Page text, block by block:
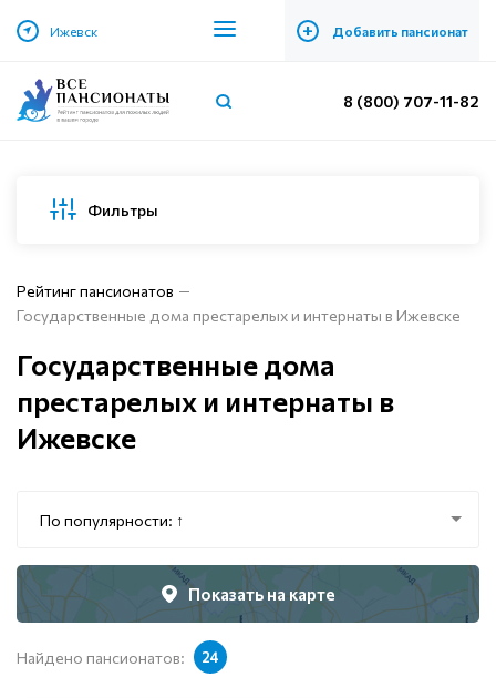
Ижевск + Добавить пансионат
8 (800) 707-11-82
Фильтры
Рейтинг пансионатов
Государственные дома престарелых и интернаты в Ижевске
Государственные дома
престарелых и интернаты в
Ижевске
По популярности: ↑
Показать на карте
Найдено пансионатов: 24